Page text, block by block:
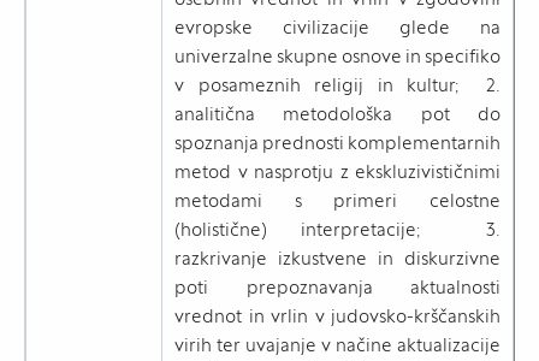
evropske civilizacije glede na
univerzalne skupne osnove in specifiko
v posameznih religij in kultur; 2.
analitična metodološka pot do
spoznanja prednosti komplementarnih
metod v nasprotju z ekskluzivističnimi
metodami s primeri celostne
(holistične) interpretacije; 3.
razkrivanje izkustvene in diskurzivne
poti prepoznavanja aktualnosti
vrednot in vrlin v judovsko-krščanskih
virih ter uvajanje v načine aktualizacije